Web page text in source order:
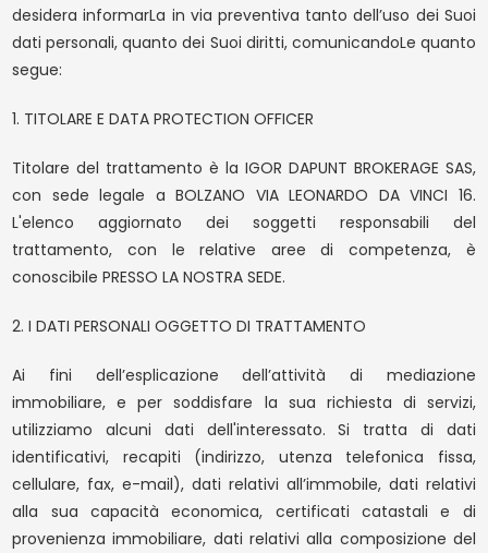
desidera informarLa in via preventiva tanto dell’uso dei Suoi
dati personali, quanto dei Suoi diritti, comunicandoLe quanto
segue:
1. TITOLARE E DATA PROTECTION OFFICER
Titolare del trattamento è la IGOR DAPUNT BROKERAGE SAS,
con sede legale a BOLZANO VIA LEONARDO DA VINCI 16.
L'elenco aggiornato dei soggetti responsabili del
trattamento, con le relative aree di competenza, è
conoscibile PRESSO LA NOSTRA SEDE.
2. I DATI PERSONALI OGGETTO DI TRATTAMENTO
Ai fini dell’esplicazione dell’attività di mediazione
immobiliare, e per soddisfare la sua richiesta di servizi,
utilizziamo alcuni dati dell'interessato. Si tratta di dati
identificativi, recapiti (indirizzo, utenza telefonica fissa,
cellulare, fax, e-mail), dati relativi all’immobile, dati relativi
alla sua capacità economica, certificati catastali e di
provenienza immobiliare, dati relativi alla composizione del
Settore
Assistenza sanitaria Commercio
Tipologia
Qualsiasi Quote societarie
Azienda Ramo Azienda
Prezzo